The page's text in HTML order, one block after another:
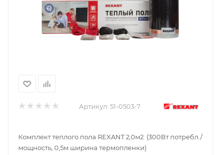
Артикул: 51-0503-7
Комплект теплого пола REXANT 2,0м2 (300Вт потребл./
мощность, 0,5м ширина термопленки)